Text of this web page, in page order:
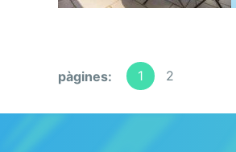
pàgines: 1 2